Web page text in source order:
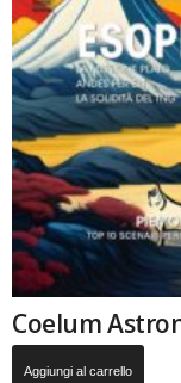
Coelum
Aggiungi al carrello